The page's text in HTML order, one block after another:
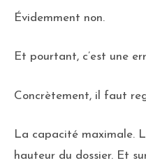
Évidemment non.
Et pourtant, c’est une
Concrètement, il faut
La capacité maximale.
hauteur du dossier. Et